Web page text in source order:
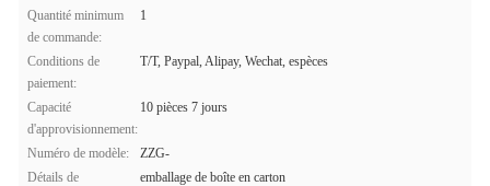
Quantité minimum
de commande:
1
Conditions de
paiement:
T/T, Paypal, Alipay, Wechat, espèces
Capacité
d'approvisionnement:
10 pièces 7 jours
Numéro de modèle:
ZZG-
Détails de
emballage de boîte en carton